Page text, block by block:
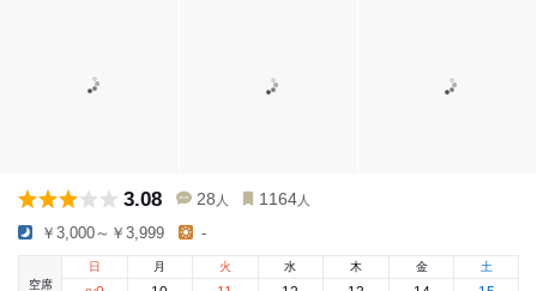
3.08 28 人 1164 人
￥3,000～￥3,999 -
空席
日
月 火 水 木 金 土